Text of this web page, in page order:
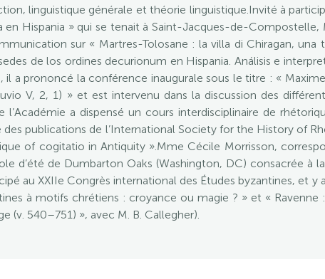
linguistique générale et théorie linguistique.Invité à
en Hispania » qui se tenait à Saint-Jacques-de-Compostelle,
sur « Martres-Tolosane : la villa di Chiragan,
de los ordines decurionum en Hispania. Análisis e
il a prononcé la conférence inaugurale sous le titre : «
V, 2, 1) » et est intervenu dans la discussion des
l’Académie a dispensé un cours interdisciplinaire de
publications de l’International Society for the History of
of cogitatio in Antiquity ».Mme Cécile Morrisson,
d’été de Dumbarton Oaks (Washington, DC) consacrée à
au XXIIe Congrès international des Études byzantines, et
à motifs chrétiens : croyance ou magie ? » et «
(v. 540–751) », avec M. B. Callegher).